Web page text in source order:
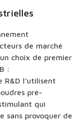
de marché
choix de premier
:
R&D l’utilisent
pré-
qui
sans provoquer de